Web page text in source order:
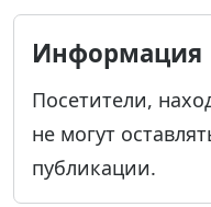
Информация
Посетители,
не могут
публикации.